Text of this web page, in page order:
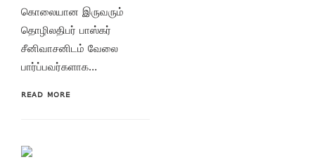
கொலையான இருவரும்
தொழிலதிபர் பாஸ்கர்
சீனிவாசனிடம் வேலை
பார்ப்பவர்களாக…
READ MORE